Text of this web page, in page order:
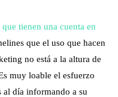
que tienen una cuenta en
que el uso que hacen
no está a la altura de
muy loable el esfuerzo
al día informando a su